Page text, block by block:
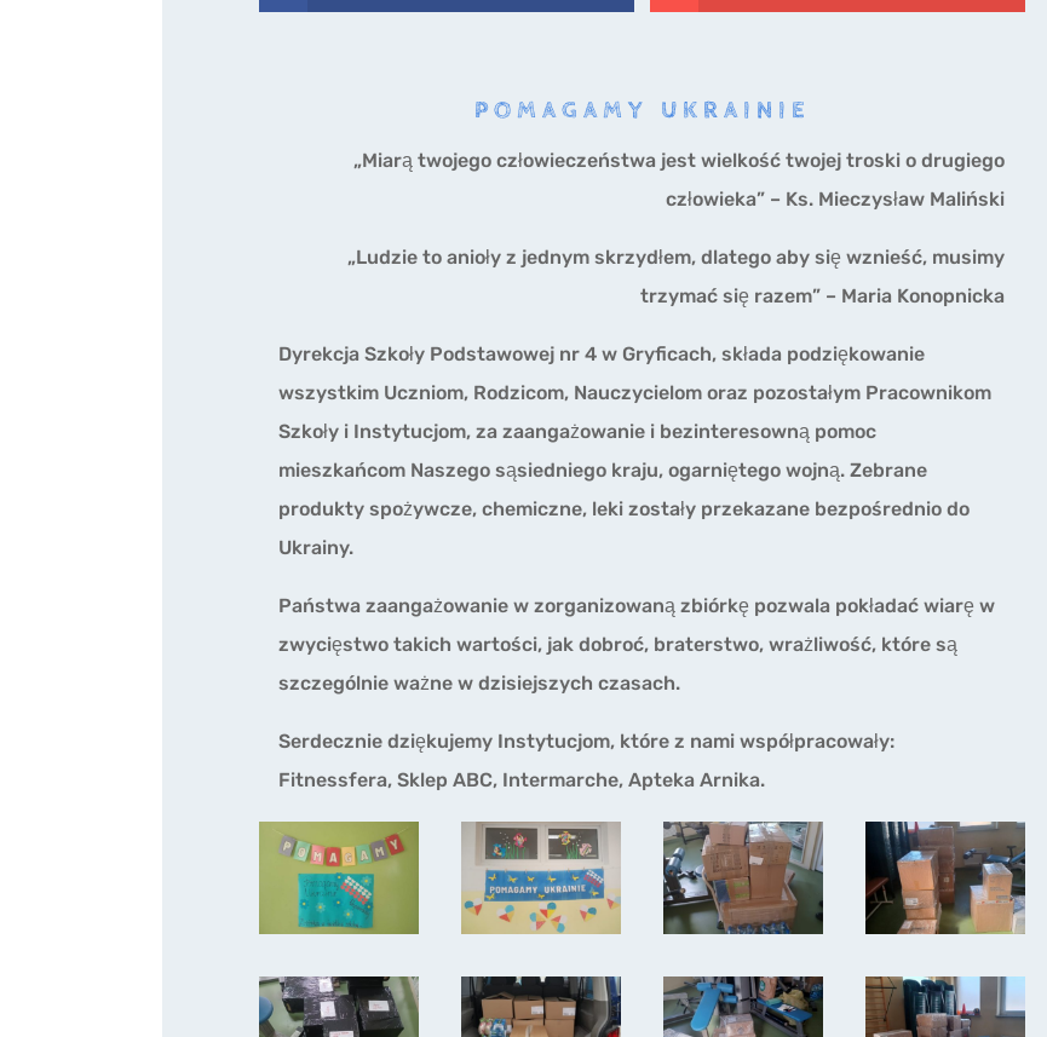
POMAGAMY UKRAINIE
„Miarą twojego człowieczeństwa jest wielkość twojej troski o drugiego
człowieka” – Ks. Mieczysław Maliński
„Ludzie to anioły z jednym skrzydłem, dlatego aby się wznieść, musimy
trzymać się razem” – Maria Konopnicka
Dyrekcja Szkoły Podstawowej nr 4 w Gryficach, składa podziękowanie
wszystkim Uczniom, Rodzicom, Nauczycielom oraz pozostałym Pracownikom
Szkoły i Instytucjom, za zaangażowanie i bezinteresowną pomoc
mieszkańcom Naszego sąsiedniego kraju, ogarniętego wojną. Zebrane
produkty spożywcze, chemiczne, leki zostały przekazane bezpośrednio do
Ukrainy.
Państwa zaangażowanie w zorganizowaną zbiórkę pozwala pokładać wiarę w
zwycięstwo takich wartości, jak dobroć, braterstwo, wrażliwość, które są
szczególnie ważne w dzisiejszych czasach.
Serdecznie dziękujemy Instytucjom, które z nami współpracowały:
Fitnessfera, Sklep ABC, Intermarche, Apteka Arnika.